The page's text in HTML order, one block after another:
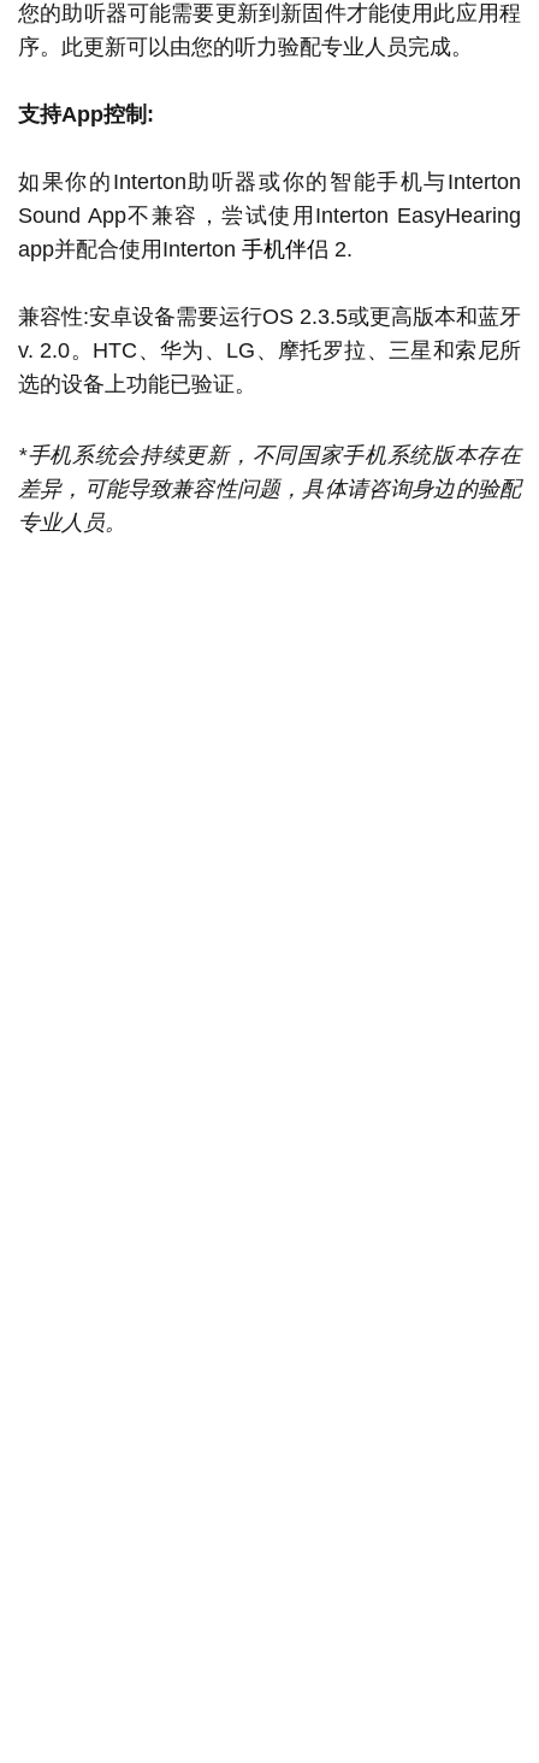
您的助听器可能需要更新到新固件才能使用此应用程
序。此更新可以由您的听力验配专业人员完成。
支持App控制:
如果你的Interton助听器或你的智能手机与Interton
Sound App不兼容，尝试使用Interton EasyHearing
app并配合使用Interton 手机伴侣 2.
兼容性:安卓设备需要运行OS 2.3.5或更高版本和蓝牙
v. 2.0。HTC、华为、LG、摩托罗拉、三星和索尼所
选的设备上功能已验证。
*手机系统会持续更新，不同国家手机系统版本存在
差异，可能导致兼容性问题，具体请咨询身边的验配
专业人员。